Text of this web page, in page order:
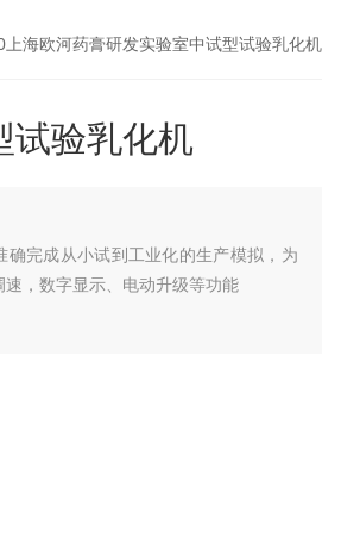
上海欧河药膏研发实验室中试型试验乳化机
试验乳化机
完成从小试到工业化的生产模拟，为
，数字显示、电动升级等功能